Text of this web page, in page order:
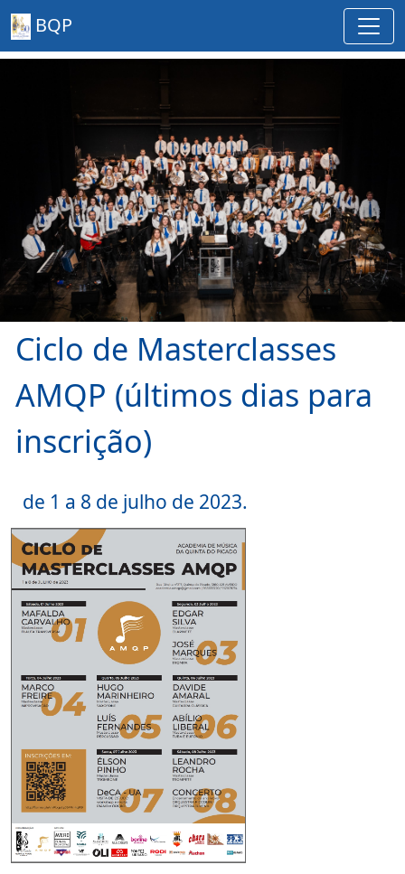
BQP
Ciclo de Masterclasses
AMQP (últimos dias para
inscrição)
de 1 a 8 de julho de 2023.